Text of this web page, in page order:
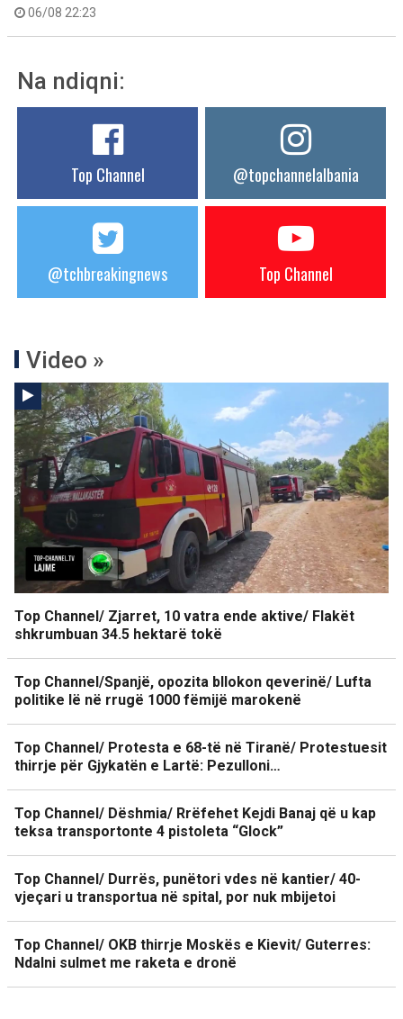
06/08 22:23
Na ndiqni:
Top Channel @topchannelalbania
@tchbreakingnews Top Channel
Video »
Top Channel/ Zjarret, 10 vatra ende aktive/ Flakët
shkrumbuan 34.5 hektarë tokë
Top Channel/Spanjë, opozita bllokon qeverinë/ Lufta
politike lë në rrugë 1000 fëmijë marokenë
Top Channel/ Protesta e 68-të në Tiranë/ Protestuesit
thirrje për Gjykatën e Lartë: Pezulloni…
Top Channel/ Dëshmia/ Rrëfehet Kejdi Banaj që u kap
teksa transportonte 4 pistoleta “Glock”
Top Channel/ Durrës, punëtori vdes në kantier/ 40-
vjeçari u transportua në spital, por nuk mbijetoi
Top Channel/ OKB thirrje Moskës e Kievit/ Guterres:
Ndalni sulmet me raketa e dronë